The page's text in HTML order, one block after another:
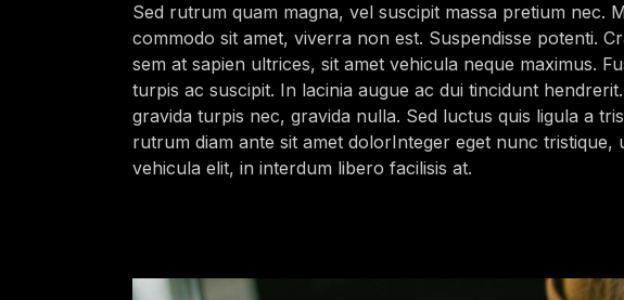
Sed rutrum quam magna, vel suscipit massa pretium nec.
commodo sit amet, viverra non est. Suspendisse potenti.
sem at sapien ultrices, sit amet vehicula neque maximus.
turpis ac suscipit. In lacinia augue ac dui tincidunt
gravida turpis nec, gravida nulla. Sed luctus quis ligula a
rutrum diam ante sit amet dolorInteger eget nunc
vehicula elit, in interdum libero facilisis at.